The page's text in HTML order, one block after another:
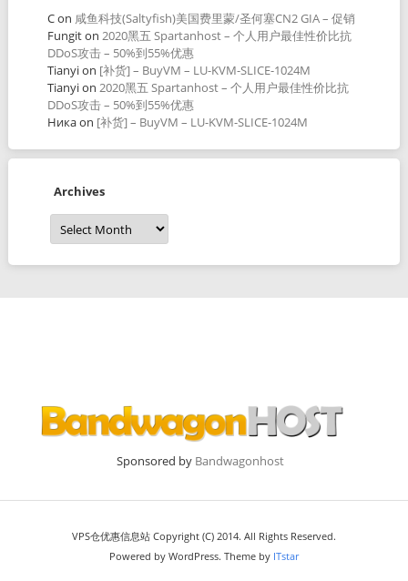
Con 咸鱼科技(Saltyfish)美国费里蒙/圣何塞CN2 GIA – 促销
Fungiton 2020黑五 Spartanhost – 个人用户最佳性价比抗
DDoS攻击 – 50%到55%优惠
Tianyion [补货] – BuyVM – LU-KVM-SLICE-1024M
Tianyion 2020黑五 Spartanhost – 个人用户最佳性价比抗
DDoS攻击 – 50%到55%优惠
Никаon [补货] – BuyVM – LU-KVM-SLICE-1024M
Archives
Archives
Sponsored by Bandwagonhost
VPS仓优惠信息站 Copyright (C) 2014. All Rights Reserved.
Powered by WordPress. Theme by ITstar